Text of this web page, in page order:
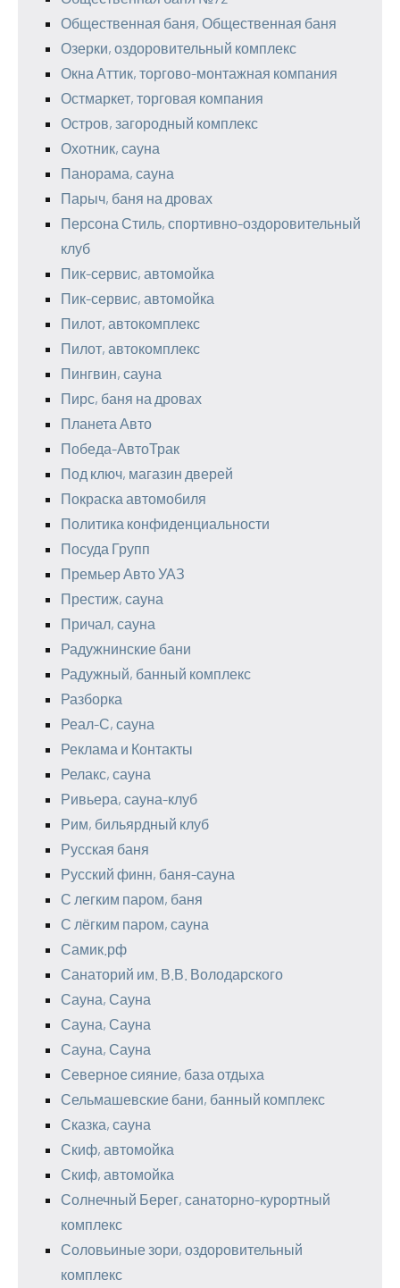
Общественная баня, Общественная баня
Озерки, оздоровительный комплекс
Окна Аттик, торгово-монтажная компания
Остмаркет, торговая компания
Остров, загородный комплекс
Охотник, сауна
Панорама, сауна
Парыч, баня на дровах
Персона Стиль, спортивно-оздоровительный
клуб
Пик-сервис, автомойка
Пик-сервис, автомойка
Пилот, автокомплекс
Пилот, автокомплекс
Пингвин, сауна
Пирс, баня на дровах
Планета Авто
Победа-АвтоТрак
Под ключ, магазин дверей
Покраска автомобиля
Политика конфиденциальности
Посуда Групп
Премьер Авто УАЗ
Престиж, сауна
Причал, сауна
Радужнинские бани
Радужный, банный комплекс
Разборка
Реал-С, сауна
Реклама и Контакты
Релакс, сауна
Ривьера, сауна-клуб
Рим, бильярдный клуб
Русская баня
Русский финн, баня-сауна
С легким паром, баня
С лёгким паром, сауна
Самик.рф
Санаторий им. В.В. Володарского
Сауна, Сауна
Сауна, Сауна
Сауна, Сауна
Северное сияние, база отдыха
Сельмашевские бани, банный комплекс
Сказка, сауна
Скиф, автомойка
Скиф, автомойка
Солнечный Берег, санаторно-курортный
комплекс
Соловьиные зори, оздоровительный
комплекс